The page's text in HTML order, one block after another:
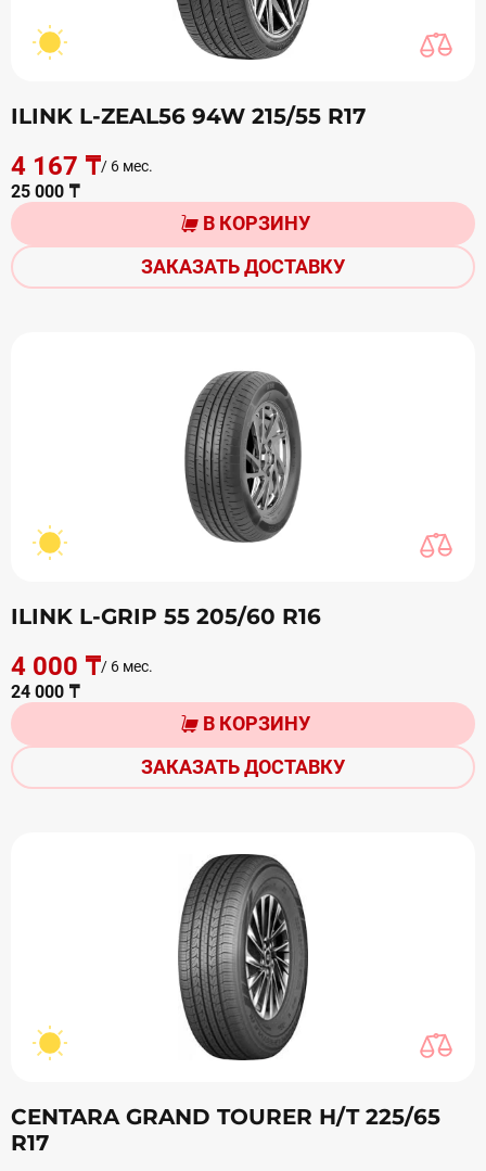
ILINK L-ZEAL56 94W 215/55 R17
4 167 ₸/ 6 мес.
25 000 ₸
В КОРЗИНУ
ЗАКАЗАТЬ ДОСТАВКУ
ILINK L-GRIP 55 205/60 R16
4 000 ₸/ 6 мес.
24 000 ₸
В КОРЗИНУ
ЗАКАЗАТЬ ДОСТАВКУ
CENTARA GRAND TOURER H/T 225/65
R17